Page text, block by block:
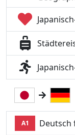
A1 Deutsch